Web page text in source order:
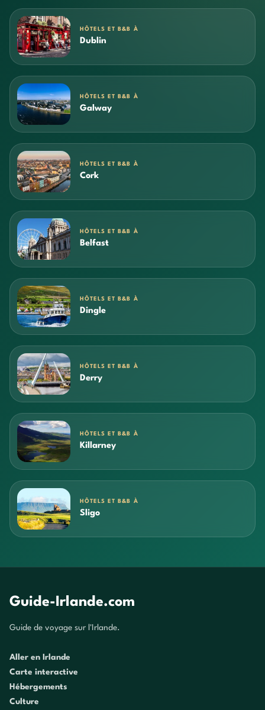
HÔTELS ET B&B À
Dublin
HÔTELS ET B&B À
Galway
HÔTELS ET B&B À
Cork
HÔTELS ET B&B À
Belfast
HÔTELS ET B&B À
Dingle
HÔTELS ET B&B À
Derry
HÔTELS ET B&B À
Killarney
HÔTELS ET B&B À
Sligo
Guide-Irlande.com
Guide de voyage sur l'Irlande.
Aller en Irlande
Carte interactive
Hébergements
Culture